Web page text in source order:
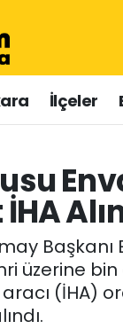
İlçeler
Başkanı
üzerine
(İHA)
Durumu ve
Haberleri